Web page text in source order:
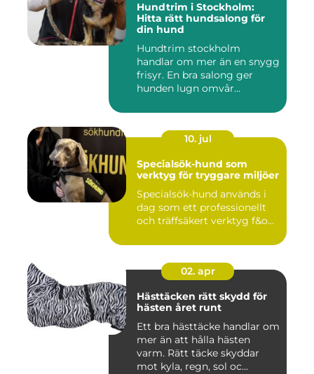
Hundtrim i Stockholm:
Hitta rätt hundsalong för
din hund
Hundtrim stockholm
handlar om mer än en snygg
frisyr. En bra salong ger
hunden lugn omvår...
10. jul
Specialsök-hund som
verktyg för tryggare miljöer
Specialsök-hund används i
dag som ett professionellt
och träffsäkert verktyg f&o...
02. apr
Hästtäcken rätt skydd för
hästen året runt
Ett bra hästtäcke handlar om
mer än att hålla hästen
varm. Rätt täcke skyddar
mot kyla, regn, sol oc...